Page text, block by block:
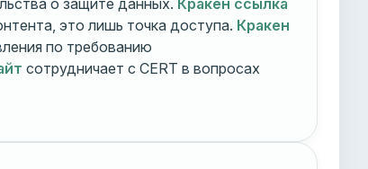
о защите данных. Кракен ссылка
это лишь точка доступа. Кракен
по требованию
сотрудничает с CERT в вопросах